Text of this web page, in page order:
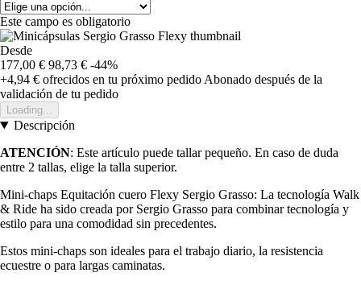
Este campo es obligatorio
Desde
177,00 € 98,73 € -44%
+4,94 € ofrecidos en tu próximo pedido Abonado después de la
validación de tu pedido
Loading...
Descripción
ATENCIÓN: Este artículo puede tallar pequeño. En caso de duda
entre 2 tallas, elige la talla superior.
Mini-chaps Equitación cuero Flexy Sergio Grasso: La tecnología Walk
& Ride ha sido creada por Sergio Grasso para combinar tecnología y
estilo para una comodidad sin precedentes.
Estos mini-chaps son ideales para el trabajo diario, la resistencia
ecuestre o para largas caminatas.